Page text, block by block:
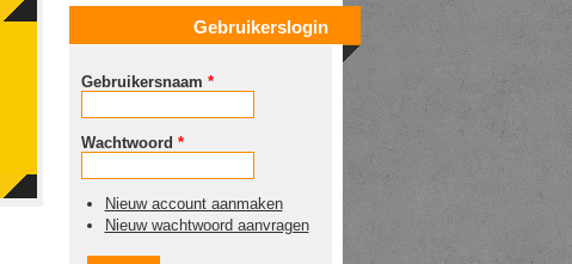
Gebruikerslogin
Gebruikersnaam *
Wachtwoord *
Nieuw account aanmaken
Nieuw wachtwoord aanvragen